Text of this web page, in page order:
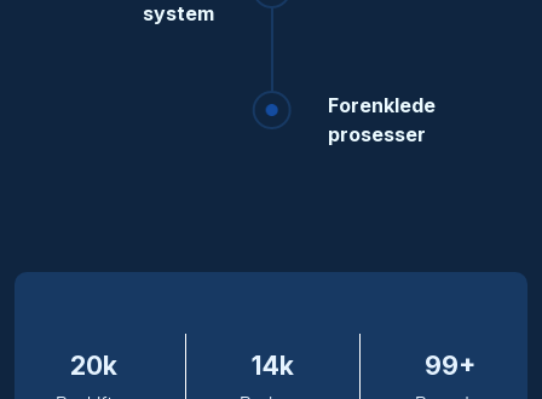
system
Forenklede
prosesser
20k 14k 99+